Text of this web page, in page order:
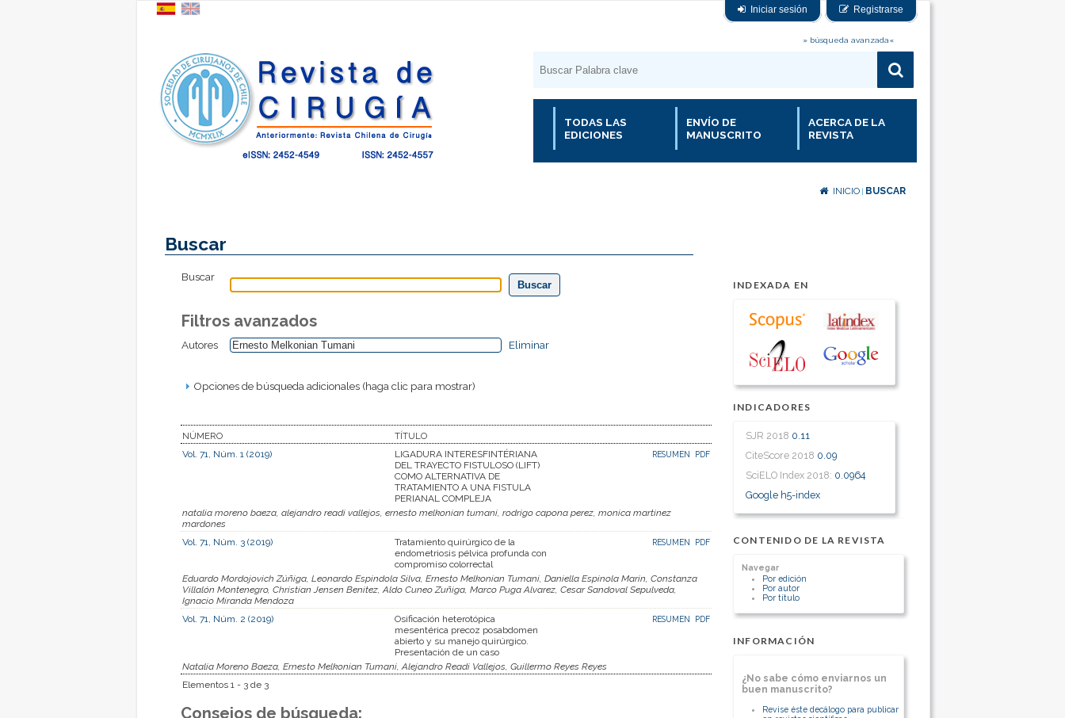
Iniciar sesión Registrarse
» búsqueda avanzada«
TODAS LAS
EDICIONES
ENVÍO DE
MANUSCRITO
ACERCA DE LA
REVISTA
INICIO BUSCAR
INDEXADA EN
INDICADORES
SJR 2018 0.11
CiteScore 2018 0.09
SciELO Index 2018: 0.0964
Google h5-index
CONTENIDO DE LA REVISTA
Navegar
Por edición
Por autor
Por título
INFORMACIÓN
¿No sabe cómo enviarnos un
buen manuscrito?
Revise éste decálogo para publicar
Buscar
Buscar
Filtros avanzados
Autores Eliminar
Opciones de búsqueda adicionales (haga clic para mostrar)
NÚMERO
TÍTULO
Vol. 71, Núm. 1 (2019)
LIGADURA INTERESFINTÉRIANA
DEL TRAYECTO FISTULOSO (LIFT)
COMO ALTERNATIVA DE
TRATAMIENTO A UNA FISTULA
PERIANAL COMPLEJA
RESUMEN PDF
natalia moreno baeza, alejandro readi vallejos, ernesto melkonian tumani, rodrigo capona perez, monica martinez
mardones
Vol. 71, Núm. 3 (2019)
Tratamiento quirúrgico de la
endometriosis pélvica profunda con
compromiso colorrectal
RESUMEN PDF
Eduardo Mordojovich Zúñiga, Leonardo Espindola Silva, Ernesto Melkonian Tumani, Daniella Espinola Marin, Constanza
Villalón Montenegro, Christian Jensen Benitez, Aldo Cuneo Zuñiga, Marco Puga Alvarez, Cesar Sandoval Sepulveda,
Ignacio Miranda Mendoza
Vol. 71, Núm. 2 (2019)
Osificación heterotópica
mesentérica precoz posabdomen
abierto y su manejo quirúrgico.
Presentación de un caso
RESUMEN PDF
Natalia Moreno Baeza, Ernesto Melkonian Tumani, Alejandro Readi Vallejos, Guillermo Reyes Reyes
Elementos 1 - 3 de 3
Consejos de búsqueda: